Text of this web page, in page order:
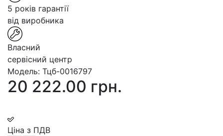
5 років гарантії
від виробника
Власний
сервісний центр
Модель: Тцб-0016797
20 222.00 грн.
Ціна з ПДВ